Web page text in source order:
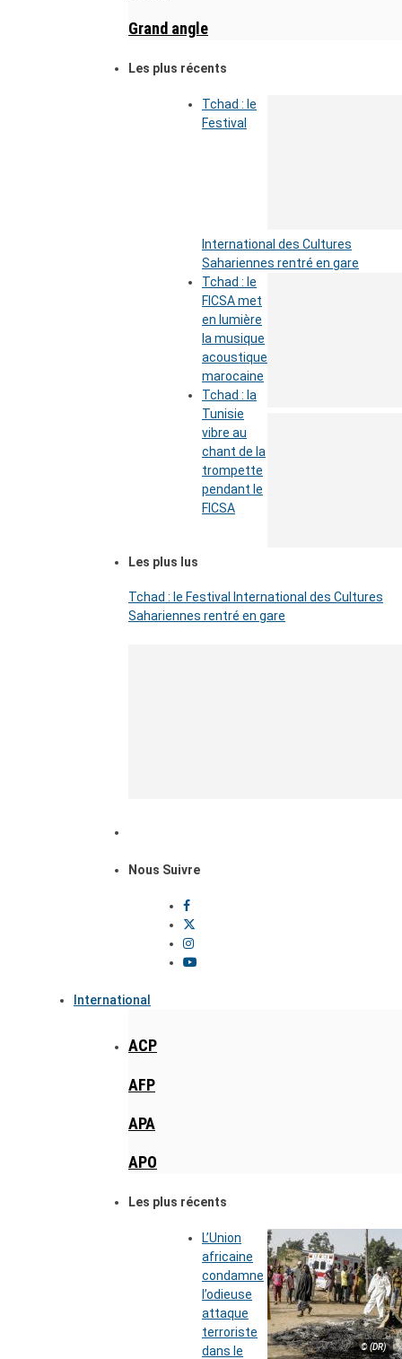
Grand angle
Les plus récents
Tchad : le
Festival
International des Cultures
Sahariennes rentré en gare
Tchad : le
FICSA met
en lumière
la musique
acoustique
marocaine
Tchad : la
Tunisie
vibre au
chant de la
trompette
pendant le
FICSA
Les plus lus
Tchad : le Festival International des Cultures
Sahariennes rentré en gare
Nous Suivre
International
ACP
AFP
APA
APO
Les plus récents
© (DR)
L’Union
africaine
condamne
l’odieuse
attaque
terroriste
dans le